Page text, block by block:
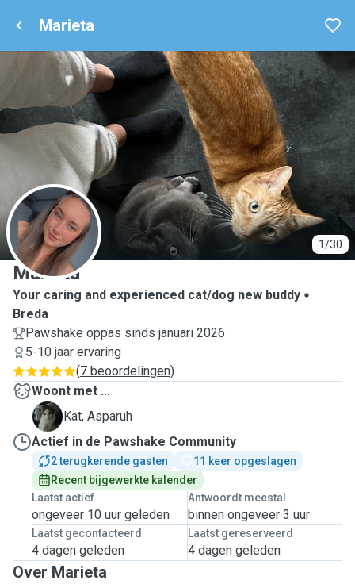
Marieta
1/30
M
Marieta
Your caring and experienced cat/dog new buddy
Breda
Pawshake oppas sinds januari 2026
5-10 jaar ervaring
(7 beoordelingen)
Woont met ...
A
Kat, Asparuh
Actief in de Pawshake Community
2 terugkerende gasten
11 keer opgeslagen
Recent bijgewerkte kalender
Laatst actief
ongeveer 10 uur geleden
Antwoordt meestal
binnen ongeveer 3 uur
Laatst gecontacteerd
4 dagen geleden
Laatst gereserveerd
4 dagen geleden
Over Marieta